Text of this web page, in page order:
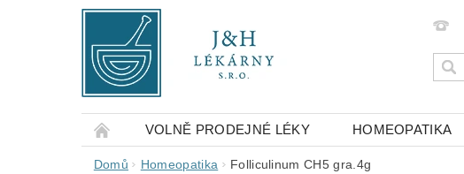
VOLNĚ PRODEJNÉ LÉKY HOMEOPATIKA
OBCHODNÍ PODMÍNKY KONTAKTY
Domů Homeopatika Folliculinum CH5 gra.4g